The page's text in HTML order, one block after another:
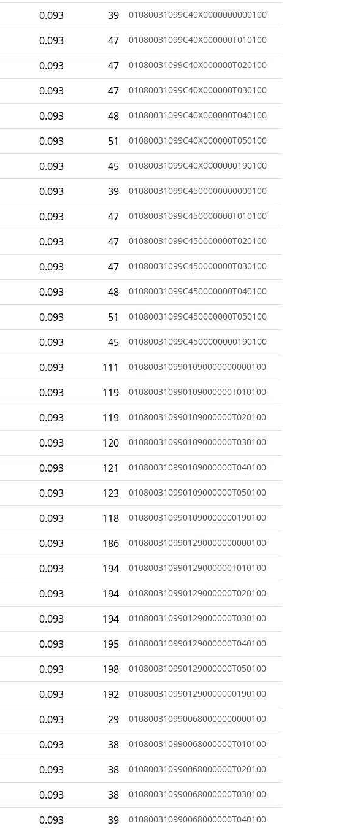
0.093 39 01080031099C40X0000000000100
0.093 47 01080031099C40X000000T010100
0.093 47 01080031099C40X000000T020100
0.093 47 01080031099C40X000000T030100
0.093 48 01080031099C40X000000T040100
0.093 51 01080031099C40X000000T050100
0.093 45 01080031099C40X0000000190100
0.093 39 01080031099C4500000000000100
0.093 47 01080031099C450000000T010100
0.093 47 01080031099C450000000T020100
0.093 47 01080031099C450000000T030100
0.093 48 01080031099C450000000T040100
0.093 51 01080031099C450000000T050100
0.093 45 01080031099C4500000000190100
0.093 111 0108003109901090000000000100
0.093 119 010800310990109000000T010100
0.093 119 010800310990109000000T020100
0.093 120 010800310990109000000T030100
0.093 121 010800310990109000000T040100
0.093 123 010800310990109000000T050100
0.093 118 0108003109901090000000190100
0.093 186 0108003109901290000000000100
0.093 194 010800310990129000000T010100
0.093 194 010800310990129000000T020100
0.093 194 010800310990129000000T030100
0.093 195 010800310990129000000T040100
0.093 198 010800310990129000000T050100
0.093 192 0108003109901290000000190100
0.093 29 0108003109900680000000000100
0.093 38 010800310990068000000T010100
0.093 38 010800310990068000000T020100
0.093 38 010800310990068000000T030100
0.093 39 010800310990068000000T040100